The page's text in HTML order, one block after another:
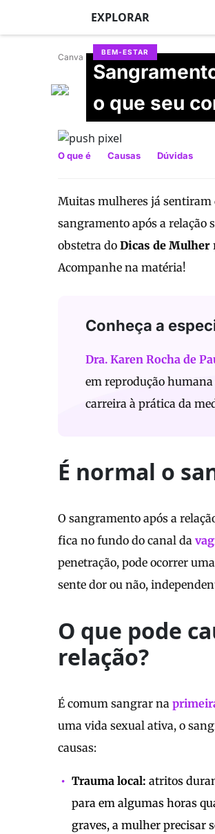
EXPLORAR
BEM-ESTAR
o que seu
Canva
Erika Balbino
Com revisão da
Atualizado em 19/06/2026
O que é Causas Dúvidas
Muitas mulheres já sentiram
sangramento após a relação
obstetra do Dicas de Mulher
Acompanhe na matéria!
Conheça a
Dra. Karen Rocha de
em reprodução humana
carreira à prática da
É normal o
O sangramento após a
fica no fundo do canal da
penetração, pode ocorrer
sente dor ou não,
O que pode
relação?
É comum sangrar na
uma vida sexual ativa, o
causas:
Trauma local: atritos
para em algumas horas
graves, a mulher precisar